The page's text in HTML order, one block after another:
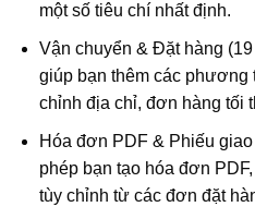
một số tiêu chí nhất định.
Vận chuyển & Đặt hàng
giúp bạn thêm các
chỉnh địa chỉ, đơn hàng tối
Hóa đơn PDF & Phiếu
phép bạn tạo hóa đơn
tùy chỉnh từ các đơn đặt